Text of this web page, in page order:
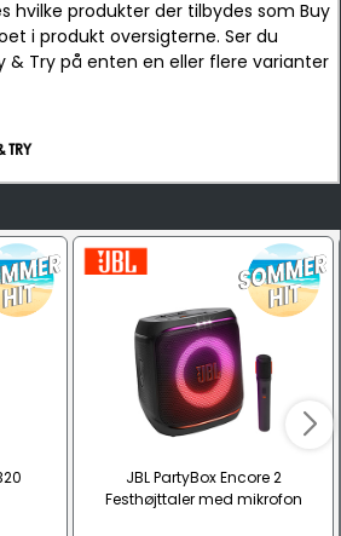
hvilke produkter der tilbydes som Buy
i produkt oversigterne. Ser du
& Try på enten en eller flere varianter
JBL PartyBox Encore 2
Festhøjttaler med mikrofon